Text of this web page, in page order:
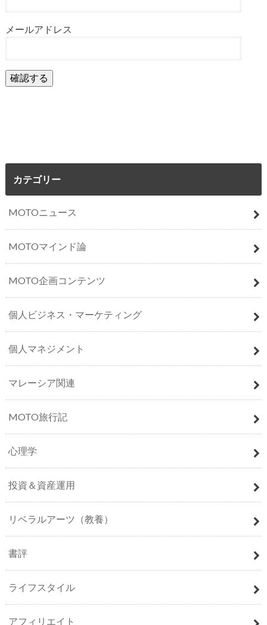
メールアドレス
カテゴリー
MOTOニュース
MOTOマインド論
MOTO企画コンテンツ
個人ビジネス・マーケティング
個人マネジメント
マレーシア関連
MOTO旅行記
心理学
投資＆資産運用
リベラルアーツ（教養）
書評
ライフスタイル
アフィリエイト